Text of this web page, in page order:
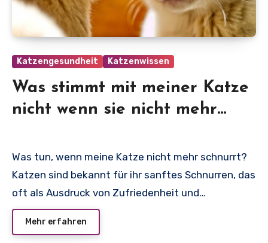
Katzengesundheit Katzenwissen
Was stimmt mit meiner Katze
nicht wenn sie nicht mehr
Was tun, wenn meine Katze nicht mehr schnurrt?
Katzen sind bekannt für ihr sanftes Schnurren, das
oft als Ausdruck von Zufriedenheit und…
Mehr erfahren